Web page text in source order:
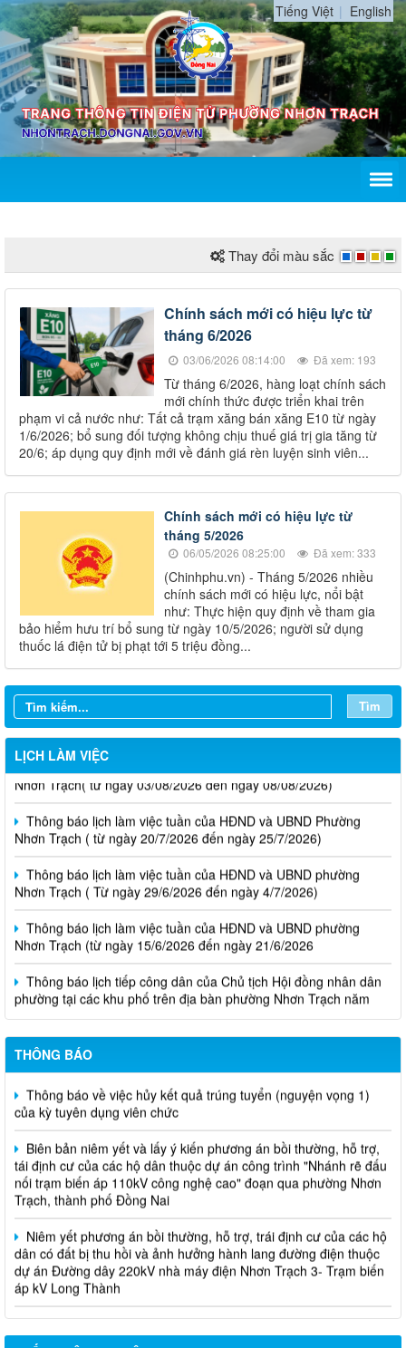
Tiếng Việt English
Thay đổi màu sắc
Chính sách mới có hiệu lực từ
tháng 6/2026
03/06/2026 08:14:00 Đã xem: 193
Từ tháng 6/2026, hàng loạt chính sách
mới chính thức được triển khai trên
phạm vi cả nước như: Tất cả trạm xăng bán xăng E10 từ ngày
1/6/2026; bổ sung đối tượng không chịu thuế giá trị gia tăng từ
20/6; áp dụng quy định mới về đánh giá rèn luyện sinh viên...
Chính sách mới có hiệu lực từ
tháng 5/2026
06/05/2026 08:25:00 Đã xem: 333
(Chinhphu.vn) - Tháng 5/2026 nhiều
chính sách mới có hiệu lực, nổi bật
như: Thực hiện quy định về tham gia
bảo hiểm hưu trí bổ sung từ ngày 10/5/2026; người sử dụng
thuốc lá điện tử bị phạt tới 5 triệu đồng...
Tìm
LỊCH LÀM VIỆC
Thông báo lịch làm việc tuần của HĐND và UBND phường
Nhơn Trạch( từ ngày 03/08/2026 đến ngày 08/08/2026)
Thông báo lịch làm việc tuần của HĐND và UBND Phường
Nhơn Trạch ( từ ngày 20/7/2026 đến ngày 25/7/2026)
Thông báo lịch làm việc tuần của HĐND và UBND phường
Nhơn Trạch ( Từ ngày 29/6/2026 đến ngày 4/7/2026)
Thông báo lịch làm việc tuần của HĐND và UBND phường
Nhơn Trạch (từ ngày 15/6/2026 đến ngày 21/6/2026
Thông báo lịch tiếp công dân của Chủ tịch Hội đồng nhân dân
phường tại các khu phố trên địa bàn phường Nhơn Trạch năm
2026
THÔNG BÁO
Niêm yết phương án bồi thường, hỗ trợ, tái định cư
Thông báo về việc hủy kết quả trúng tuyển (nguyện vọng 1)
của kỳ tuyên dụng viên chức
Biên bản niêm yết và lấy ý kiến phương án bồi thường, hỗ trợ,
tái định cư của các hộ dân thuộc dự án công trình "Nhánh rẽ đấu
nối trạm biến áp 110kV công nghệ cao" đoạn qua phường Nhơn
Trạch, thành phố Đồng Nai
Niêm yết phương án bồi thường, hỗ trợ, trái định cư của các hộ
dân có đất bị thu hồi và ảnh hưởng hành lang đường điện thuộc
dự án Đường dây 220kV nhà máy điện Nhơn Trạch 3- Trạm biến
áp kV Long Thành
Biên bản về việc niêm yết phương án bồi thường, hỗ trợ, tái
định cư của các hộ dân có đất bị thu hồi thuộc dự án nâng cấp